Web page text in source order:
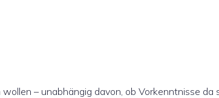
– unabhängig davon, ob Vorkenntnisse